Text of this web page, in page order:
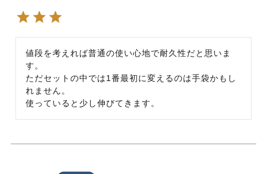
値段を考えれば普通の使い心地で耐久性だと思いま
す。
ただセットの中では1番最初に変えるのは手袋かもし
れません。
使っていると少し伸びてきます。